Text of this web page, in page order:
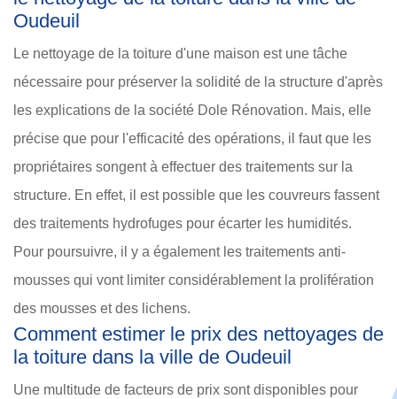
Oudeuil
Le nettoyage de la toiture d'une maison est une tâche
nécessaire pour préserver la solidité de la structure d'après
les explications de la société Dole Rénovation. Mais, elle
précise que pour l'efficacité des opérations, il faut que les
propriétaires songent à effectuer des traitements sur la
structure. En effet, il est possible que les couvreurs fassent
des traitements hydrofuges pour écarter les humidités.
Pour poursuivre, il y a également les traitements anti-
mousses qui vont limiter considérablement la prolifération
des mousses et des lichens.
Comment estimer le prix des nettoyages de
la toiture dans la ville de Oudeuil
Une multitude de facteurs de prix sont disponibles pour